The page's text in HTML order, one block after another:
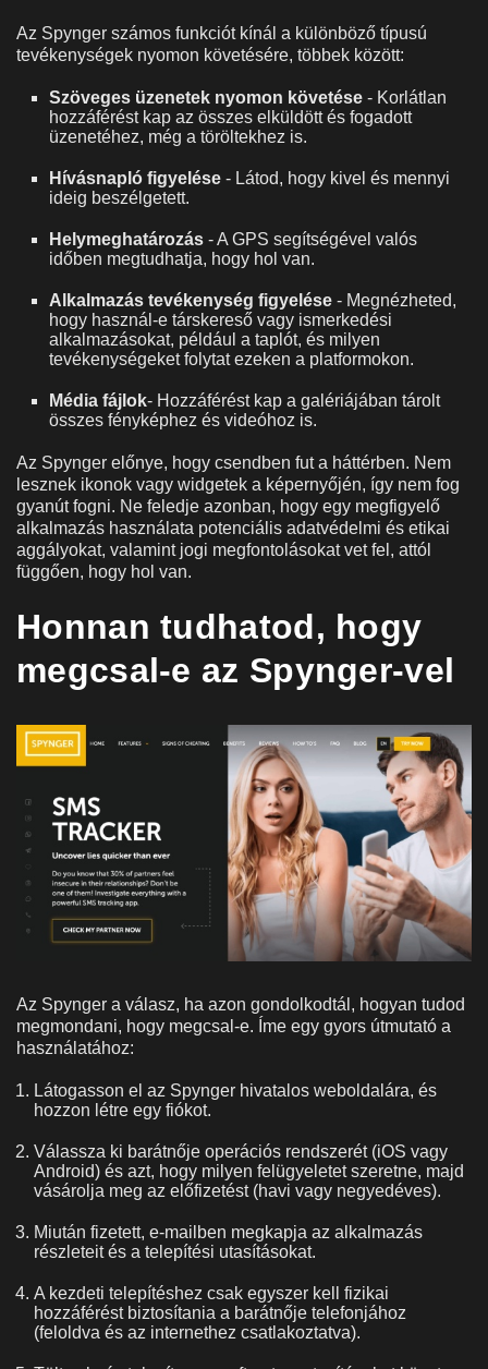
Az Spynger számos funkciót kínál a különböző típusú
tevékenységek nyomon követésére, többek között:
Szöveges üzenetek nyomon követése - Korlátlan
hozzáférést kap az összes elküldött és fogadott
üzenetéhez, még a töröltekhez is.
Hívásnapló figyelése - Látod, hogy kivel és mennyi
ideig beszélgetett.
Helymeghatározás - A GPS segítségével valós
időben megtudhatja, hogy hol van.
Alkalmazás tevékenység figyelése - Megnézheted,
hogy használ-e társkereső vagy ismerkedési
alkalmazásokat, például a taplót, és milyen
tevékenységeket folytat ezeken a platformokon.
Média fájlok- Hozzáférést kap a galériájában tárolt
összes fényképhez és videóhoz is.
Az Spynger előnye, hogy csendben fut a háttérben. Nem
lesznek ikonok vagy widgetek a képernyőjén, így nem fog
gyanút fogni. Ne feledje azonban, hogy egy megfigyelő
alkalmazás használata potenciális adatvédelmi és etikai
aggályokat, valamint jogi megfontolásokat vet fel, attól
függően, hogy hol van.
Honnan tudhatod, hogy
megcsal-e az Spynger-vel
Az Spynger a válasz, ha azon gondolkodtál, hogyan tudod
megmondani, hogy megcsal-e. Íme egy gyors útmutató a
használatához:
Látogasson el az Spynger hivatalos weboldalára, és
hozzon létre egy fiókot.
Válassza ki barátnője operációs rendszerét (iOS vagy
Android) és azt, hogy milyen felügyeletet szeretne, majd
vásárolja meg az előfizetést (havi vagy negyedéves).
Miután fizetett, e-mailben megkapja az alkalmazás
részleteit és a telepítési utasításokat.
A kezdeti telepítéshez csak egyszer kell fizikai
hozzáférést biztosítania a barátnője telefonjához
(feloldva és az internethez csatlakoztatva).